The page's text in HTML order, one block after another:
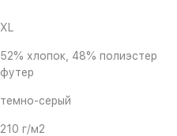
XL
52% хлопок, 48% полиэстер
футер
темно-серый
210 г/м2